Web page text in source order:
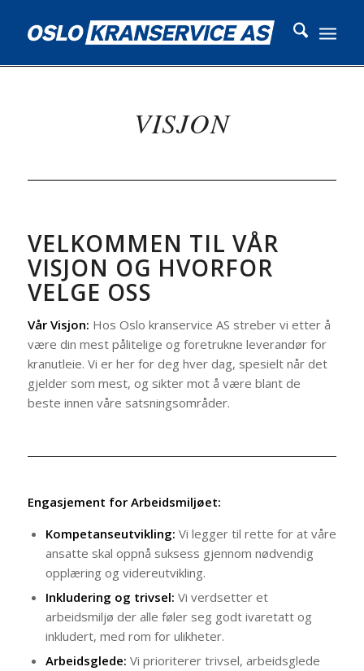
VISJON
VELKOMMEN TIL VÅR
VISJON OG HVORFOR
VELGE OSS
Vår Visjon: Hos Oslo kranservice AS streber vi etter å
være din mest pålitelige og foretrukne leverandør for
kranutleie. Vi er her for deg hver dag, spesielt når det
gjelder som mest, og sikter mot å være blant de
beste innen våre satsningsområder.
Engasjement for Arbeidsmiljøet:
Kompetanseutvikling: Vi legger til rette for at våre
ansatte skal oppnå suksess gjennom nødvendig
opplæring og videreutvikling.
Inkludering og trivsel: Vi verdsetter et
arbeidsmiljø der alle føler seg godt ivaretatt og
inkludert, med rom for ulikheter.
Arbeidsglede: Vi prioriterer trivsel, arbeidsglede